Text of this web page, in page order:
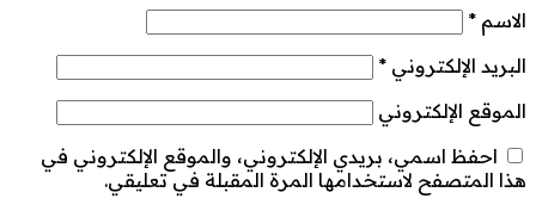
الاسم *
البريد الإلكتروني *
الموقع الإلكتروني
احفظ اسمي، بريدي الإلكتروني، والموقع الإلكتروني في
هذا المتصفح لاستخدامها المرة المقبلة في تعليقي.